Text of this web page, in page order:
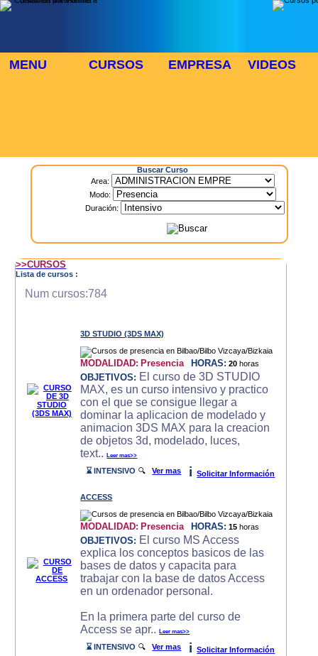
MENU CURSOS EMPRESA VIDEOS
Buscar Curso
Area:
Modo:
Duración:
>>CURSOS
Lista de cursos :
Num cursos:784
3D STUDIO (3DS MAX)
MODALIDAD: Presencia HORAS: 20 horas
OBJETIVOS: El curso de 3D STUDIO
MAX, es un curso intensivo y practico
con el que se consigue llegar a
dominar la aplicacion de modelado y
animacion 3DS MAX para la creacion
de objetos 3d, modelado, luces,
text..Leer mas>>
⌛ INTENSIVO 🔍Ver mas i Solicitar Información
ACCESS
MODALIDAD: Presencia HORAS: 15 horas
OBJETIVOS: El curso MS Access
explica los conceptos basicos de las
bases de datos y capacita para
trabajar con la base de datos Access
en un ordenador personal.
En la primera parte del curso de
Access se apr..Leer mas>>
⌛ INTENSIVO 🔍Ver mas i Solicitar Información